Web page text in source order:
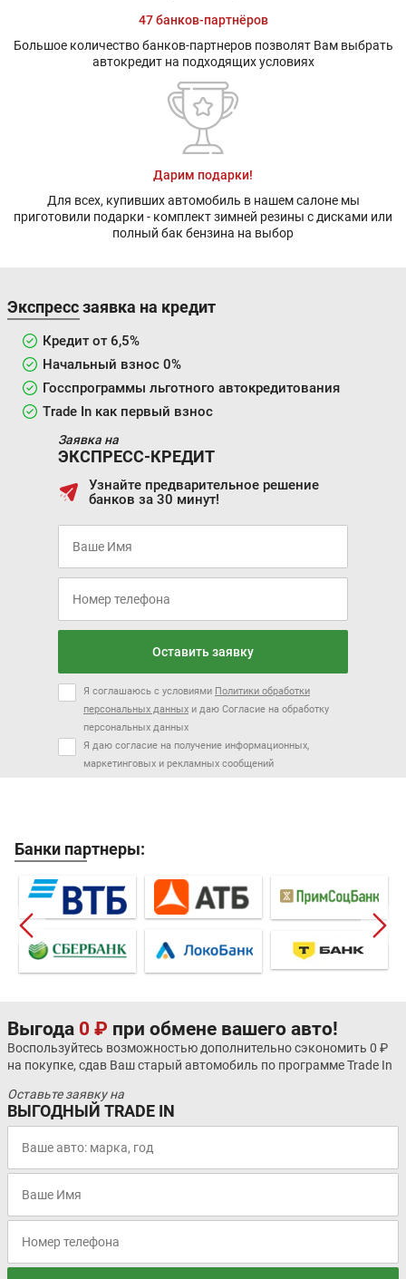
47 банков-партнёров
Большое количество банков-партнеров позволят Вам выбрать
автокредит на подходящих условиях
Дарим подарки!
Для всех, купивших автомобиль в нашем салоне мы
приготовили подарки - комплект зимней резины с дисками или
полный бак бензина на выбор
Экспресс заявка на кредит
Кредит от 6,5%
Начальный взнос 0%
Госспрограммы льготного автокредитования
Trade In как первый взнос
Заявка на
ЭКСПРЕСС-КРЕДИТ
Узнайте предварительное решение
банков за 30 минут!
Оставить заявку
Я соглашаюсь с условиями Политики обработки
персональных данных и даю Согласие на обработку
персональных данных
Я даю согласие на получение информационных,
маркетинговых и рекламных сообщений
Банки партнеры:
Выгода 0 ₽ при обмене вашего авто!
Воспользуйтесь возможностью дополнительно сэкономить 0 ₽
на покупке, сдав Ваш старый автомобиль по программе Trade In
Оставьте заявку на
ВЫГОДНЫЙ TRADE IN